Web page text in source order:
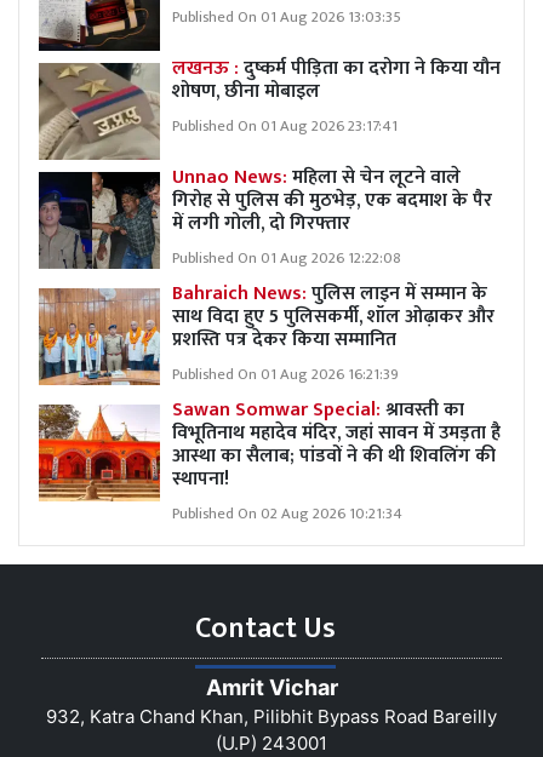
Published On 01 Aug 2026 13:03:35
लखनऊ :दुष्कर्म पीड़िता का दरोगा ने किया यौन
शोषण, छीना मोबाइल
Published On 01 Aug 2026 23:17:41
Unnao News:महिला से चेन लूटने वाले
गिरोह से पुलिस की मुठभेड़, एक बदमाश के पैर
में लगी गोली, दो गिरफ्तार
Published On 01 Aug 2026 12:22:08
Bahraich News:पुलिस लाइन में सम्मान के
साथ विदा हुए 5 पुलिसकर्मी, शॉल ओढ़ाकर और
प्रशस्ति पत्र देकर किया सम्मानित
Published On 01 Aug 2026 16:21:39
Sawan Somwar Special:श्रावस्ती का
विभूतिनाथ महादेव मंदिर, जहां सावन में उमड़ता है
आस्था का सैलाब; पांडवों ने की थी शिवलिंग की
स्थापना!
Published On 02 Aug 2026 10:21:34
Contact Us
Amrit Vichar
932, Katra Chand Khan, Pilibhit Bypass Road Bareilly
(U.P) 243001